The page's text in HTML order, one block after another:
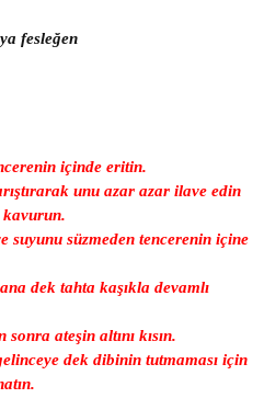
fesleğen
içinde eritin.
unu azar azar ilave edin
kavurun.
suyunu süzmeden tencerenin içine
dek tahta kaşıkla devamlı
ateşin altını kısın.
dek dibinin tutmaması için